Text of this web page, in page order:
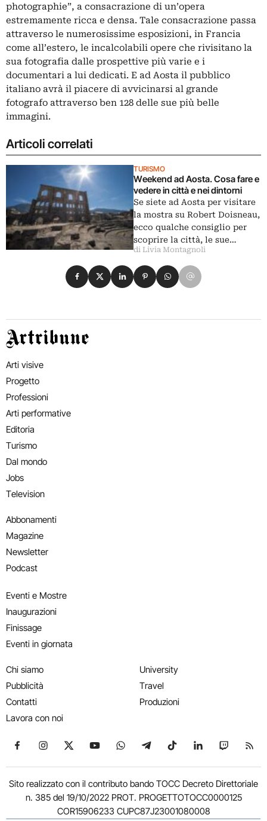
photographie”, a consacrazione di un’opera
estremamente ricca e densa. Tale consacrazione passa
attraverso le numerosissime esposizioni, in Francia
come all’estero, le incalcolabili opere che rivisitano la
sua fotografia dalle prospettive più varie e i
documentari a lui dedicati. E ad Aosta il pubblico
italiano avrà il piacere di avvicinarsi al grande
fotografo attraverso ben 128 delle sue più belle
immagini.
Articoli correlati
TURISMO
Weekend ad Aosta. Cosa fare e
vedere in città e nei dintorni
Se siete ad Aosta per visitare
la mostra su Robert Doisneau,
ecco qualche consiglio per
scoprire la città, le sue…
di Livia Montagnoli
Condividi su Facebook
Condividi su X
Condividi su LinkedIn
Condividi su Pinterest
Condividi su WhatsApp
Condividi su Email
Artribune
Arti visive
Progetto
Professioni
Arti performative
Editoria
Turismo
Dal mondo
Jobs
Television
Abbonamenti
Magazine
Newsletter
Podcast
Eventi e Mostre
Inaugurazioni
Finissage
Eventi in giornata
Chi siamo
Pubblicità
Contatti
Lavora con noi
University
Travel
Produzioni
Seguici su Facebook
Seguici su Instagram
Seguici su X
Seguici su YouTube
Seguici su WhatsApp
Seguici su Telegram
Seguici su TikTok
Seguici su
Seguici
Sito realizzato con il contributo bando TOCC Decreto Direttoriale
n. 385 del 19/10/2022 PROT. PROGETTOTOCC0000125
COR15906233 CUPC87J23001080008